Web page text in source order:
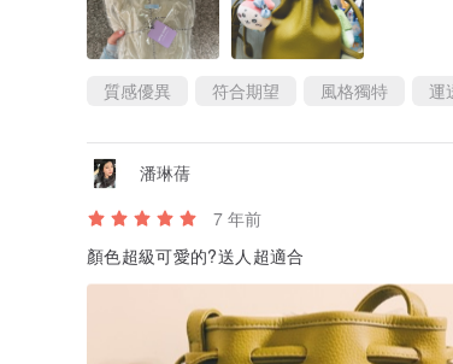
質感優異 符合期望 風格獨特 運
潘琳蒨
7 年前
顏色超級可愛的?送人超適合